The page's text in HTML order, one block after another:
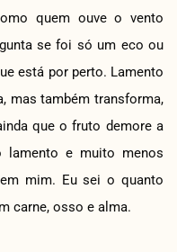
quem ouve o vento
se foi só um eco ou
está por perto. Lamento
mas também transforma,
que o fruto demore a
e muito menos
mim. Eu sei o quanto
carne, osso e alma.